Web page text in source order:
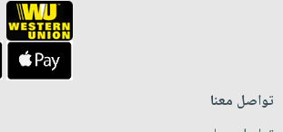
تواصل معنا